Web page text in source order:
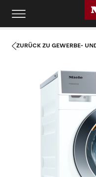
ZURÜCK ZU GEWERBE-